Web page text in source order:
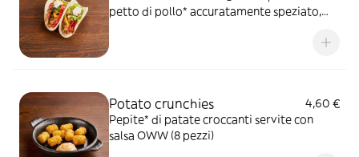
petto di pollo* accuratamente speziato,
Potato crunchies
4,60 €
Pepite* di patate croccanti servite con
salsa OWW (8 pezzi)